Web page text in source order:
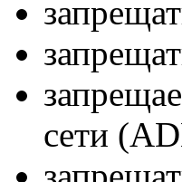
сети